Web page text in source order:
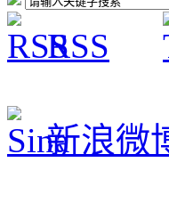
RSS
新浪微